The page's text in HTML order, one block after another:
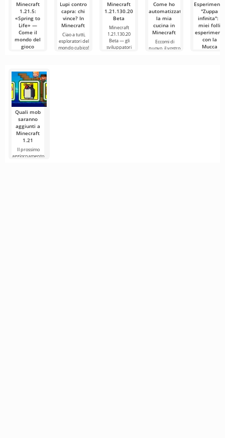
Minecraft
1.21.5:
«Spring to
Life» —
Come il
mondo del
gioco
Ciao,
esploratori del
mondo cubico!
Mojang ha
Lupi contro
capra: chi
vince? In
Minecraft
Ciao a tutti,
esploratori del
mondo cubico!
Minecraft
1.21.130.20
Beta
Minecraft
1.21.130.20
Beta — gli
sviluppatori
Come ho
automatizzato
la mia
cucina in
Minecraft
Eccomi di
nuovo, il vostro
Esperimento
"Zuppa
infinita": i
miei folli
esperimenti
con la
Mucca
Quali mob
saranno
aggiunti a
Minecraft
1.21
Il prossimo
aggiornamento